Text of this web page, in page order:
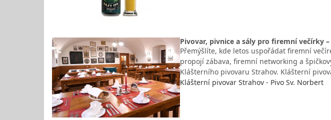
Pivovar, pivnice a sály pro firemní večírky
Přemýšlíte, kde letos uspořádat firemní
propojí zábava, firemní networking a
Klášterního pivovaru Strahov. Klášterní
Klášterní pivovar Strahov - Pivo Sv. Norbert